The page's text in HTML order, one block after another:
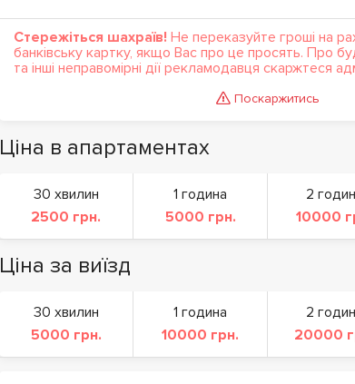
Стережіться шахраїв! Не переказуйте гроші на
банківську картку, якщо Вас про це просять. Про
та інші неправомірні дії рекламодавця скаржтеся
Поскаржитись
Ціна в апартаментах
30 хвилин
2500 грн.
1 година
5000 грн.
2
10000
Ціна за виїзд
30 хвилин
5000 грн.
1 година
10000 грн.
2
20000